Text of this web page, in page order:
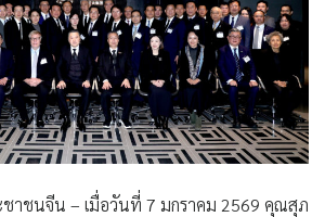
ชาชนจีน – เมื่อวันที่ 7 มกราคม 2569 คุณสุภ